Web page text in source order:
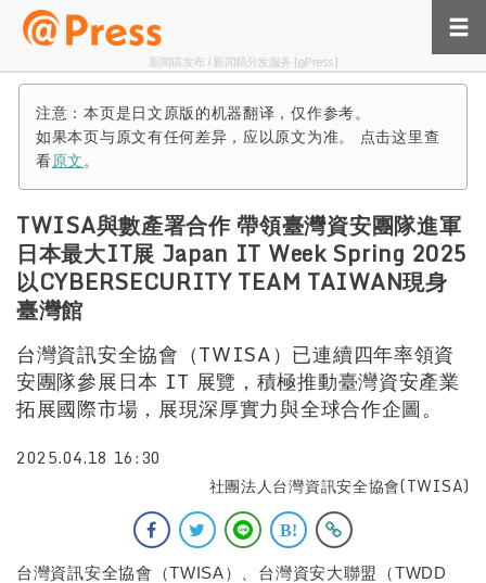
新闻稿发布 / 新闻稿分发服务 [@Press]
注意：本页是日文原版的机器翻译，仅作参考。
如果本页与原文有任何差异，应以原文为准。 点击这里查
看原文。
TWISA與數產署合作 帶領臺灣資安團隊進軍
日本最大IT展 Japan IT Week Spring 2025
以CYBERSECURITY TEAM TAIWAN現身
臺灣館
台灣資訊安全協會（TWISA）已連續四年率領資
安團隊參展日本 IT 展覽，積極推動臺灣資安產業
拓展國際市場，展現深厚實力與全球合作企圖。
2025.04.18 16:30
社團法人台灣資訊安全協會(TWISA)
台灣資訊安全協會（TWISA）、台灣資安大聯盟（TWDD